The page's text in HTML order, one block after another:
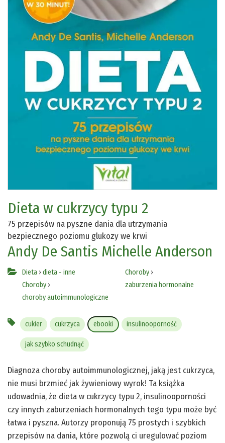
Dieta w cukrzycy typu 2
75 przepisów na pyszne dania dla utrzymania
bezpiecznego poziomu glukozy we krwi
Andy De Santis Michelle Anderson
Dieta › dieta - inne
Choroby ›
choroby autoimmunologiczne
Choroby›
zaburzenia hormonalne
cukier cukrzyca ebooki insulinooporność
jak szybko schudnąć
Diagnoza choroby autoimmunologicznej, jaką jest cukrzyca,
nie musi brzmieć jak żywieniowy wyrok! Ta książka
udowadnia, że dieta w cukrzycy typu 2, insulinooporności
czy innych zaburzeniach hormonalnych tego typu może być
łatwa i pyszna. Autorzy proponują 75 prostych i szybkich
przepisów na dania, które pozwolą ci uregulować poziom